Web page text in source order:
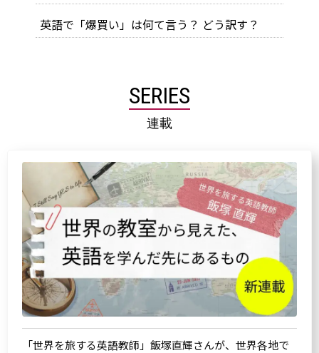
英語で「爆買い」は何て言う？ どう訳す？
SERIES
連載
「世界を旅する英語教師」飯塚直輝さんが、世界各地で